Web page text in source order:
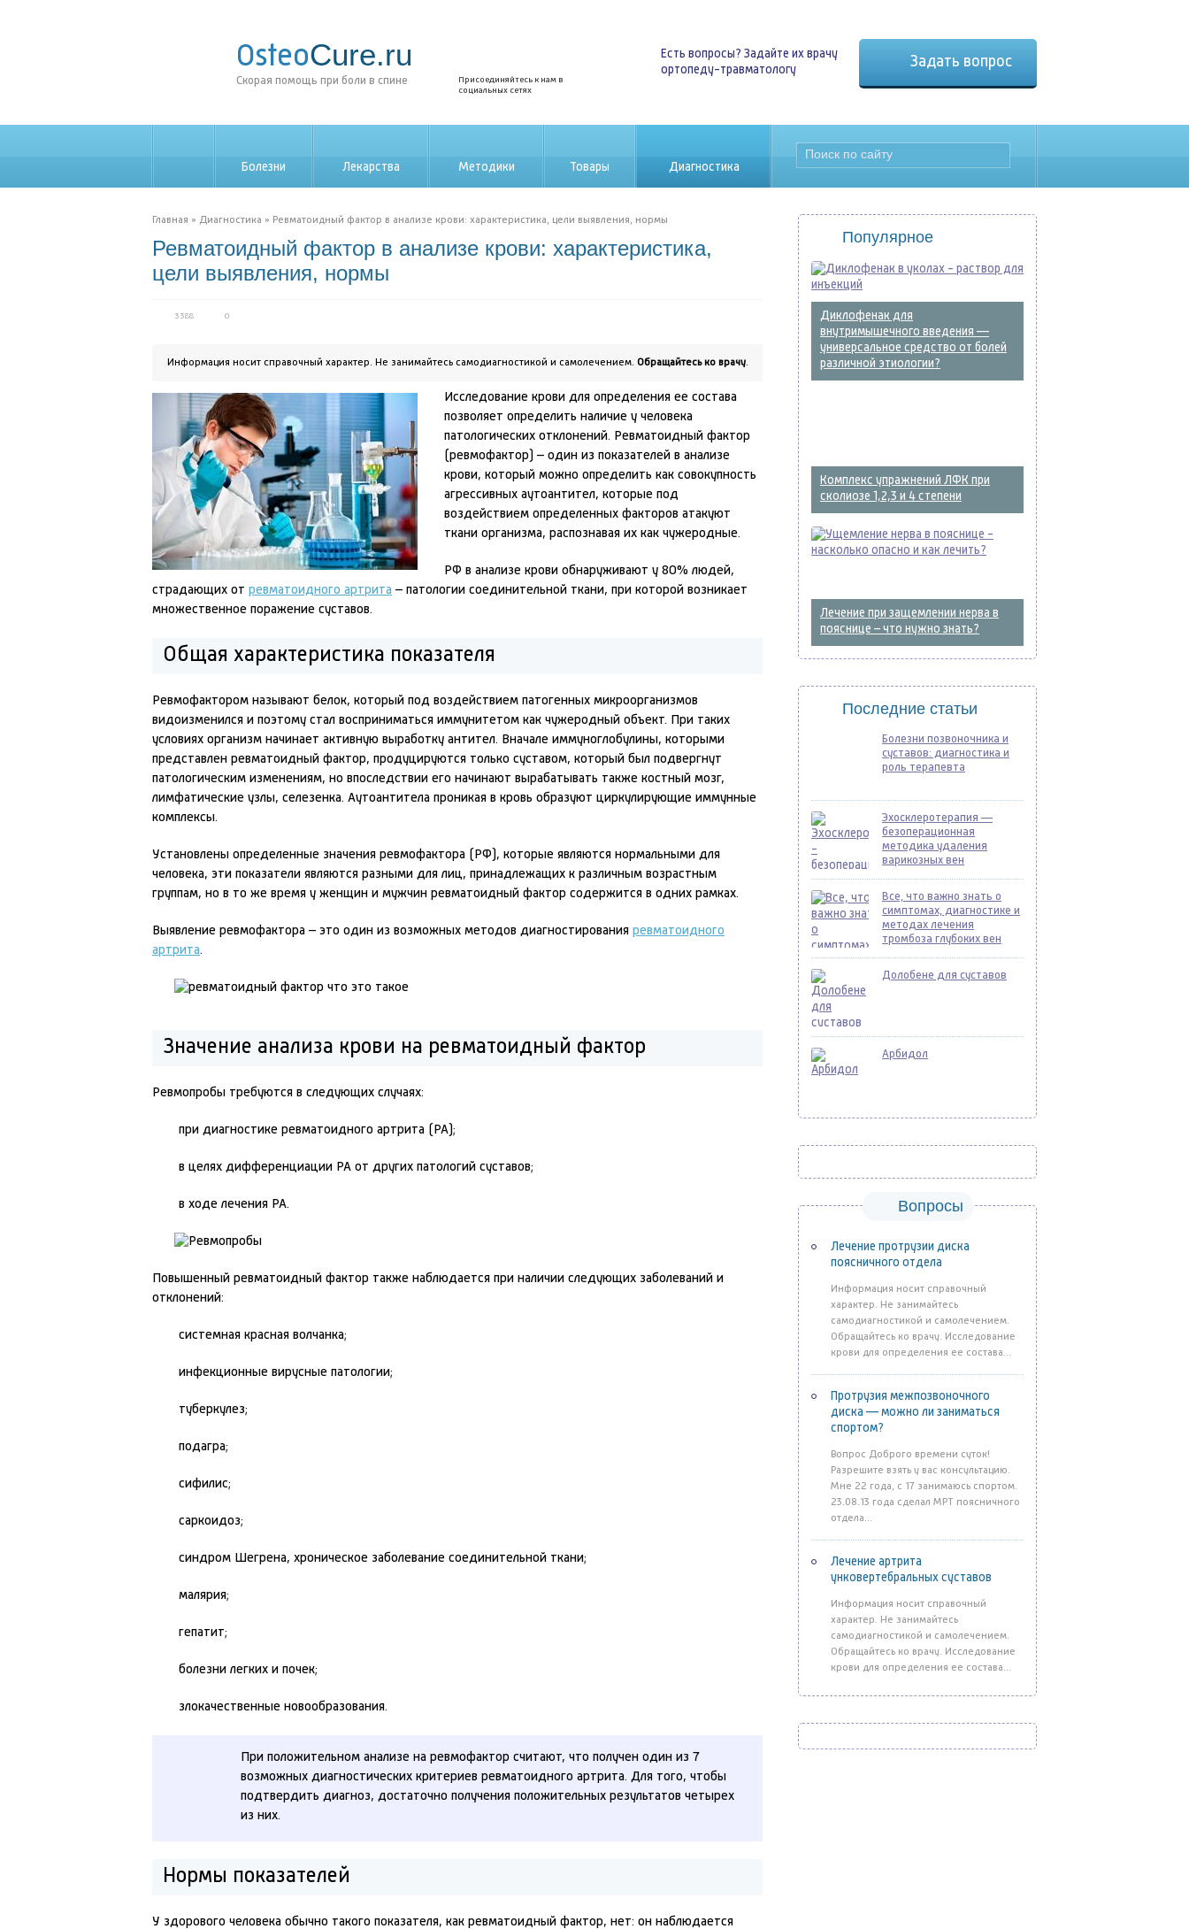
OsteoCure.ru
Скорая помощь при боли в спине
Присоединяйтесь к нам в
социальных сетях
Есть вопросы? Задайте их врачу
ортопеду-травматологу
Задать вопрос
Болезни Лекарства Методики Товары Диагностика
Главная » Диагностика » Ревматоидный фактор в анализе крови: характеристика, цели выявления, нормы
Ревматоидный фактор в анализе крови: характеристика,
цели выявления, нормы
3388 0
Информация носит справочный характер. Не занимайтесь самодиагностикой и самолечением. Обращайтесь ко врачу.
Исследование крови для определения ее состава
позволяет определить наличие у человека
патологических отклонений. Ревматоидный фактор
(ревмофактор) – один из показателей в анализе
крови, который можно определить как совокупность
агрессивных аутоантител, которые под
воздействием определенных факторов атакуют
ткани организма, распознавая их как чужеродные.
РФ в анализе крови обнаруживают у 80% людей,
страдающих от ревматоидного артрита – патологии соединительной ткани, при которой возникает
множественное поражение суставов.
Общая характеристика показателя
Ревмофактором называют белок, который под воздействием патогенных микроорганизмов
видоизменился и поэтому стал восприниматься иммунитетом как чужеродный объект. При таких
условиях организм начинает активную выработку антител. Вначале иммуноглобулины, которыми
представлен ревматоидный фактор, продуцируются только суставом, который был подвергнут
патологическим изменениям, но впоследствии его начинают вырабатывать также костный мозг,
лимфатические узлы, селезенка. Аутоантитела проникая в кровь образуют циркулирующие иммунные
комплексы.
Установлены определенные значения ревмофактора (РФ), которые являются нормальными для
человека, эти показатели являются разными для лиц, принадлежащих к различным возрастным
группам, но в то же время у женщин и мужчин ревматоидный фактор содержится в одних рамках.
Выявление ревмофактора – это один из возможных методов диагностирования ревматоидного
артрита.
Значение анализа крови на ревматоидный фактор
Ревмопробы требуются в следующих случаях:
при диагностике ревматоидного артрита (РА);
в целях дифференциации РА от других патологий суставов;
в ходе лечения РА.
Повышенный ревматоидный фактор также наблюдается при наличии следующих заболеваний и
отклонений:
системная красная волчанка;
инфекционные вирусные патологии;
туберкулез;
подагра;
сифилис;
саркоидоз;
синдром Шегрена, хроническое заболевание соединительной ткани;
малярия;
гепатит;
болезни легких и почек;
злокачественные новообразования.
При положительном анализе на ревмофактор считают, что получен один из 7
возможных диагностических критериев ревматоидного артрита. Для того, чтобы
подтвердить диагноз, достаточно получения положительных результатов четырех
из них.
Нормы показателей
У здорового человека обычно такого показателя, как ревматоидный фактор, нет: он наблюдается
Популярное
Диклофенак для
внутримышечного введения —
универсальное средство от болей
различной этиологии?
Комплекс упражнений ЛФК при
сколиозе 1,2,3 и 4 степени
Лечение при защемлении нерва в
пояснице – что нужно знать?
Последние статьи
Болезни позвоночника и
суставов: диагностика и
роль терапевта
Эхосклеротерапия —
безоперационная
методика удаления
варикозных вен
Все, что важно знать о
симптомах, диагностике и
методах лечения
тромбоза глубоких вен
Долобене для суставов
Арбидол
Вопросы
Лечение протрузии диска
поясничного отдела
Информация носит справочный
характер. Не занимайтесь
самодиагностикой и самолечением.
Обращайтесь ко врачу. Исследование
крови для определения ее состава...
Протрузия межпозвоночного
диска — можно ли заниматься
спортом?
Вопрос Доброго времени суток!
Разрешите взять у вас консультацию.
Мне 22 года, с 17 занимаюсь спортом.
23.08.13 года сделал МРТ поясничного
отдела...
Лечение артрита
унковертебральных суставов
Информация носит справочный
характер. Не занимайтесь
самодиагностикой и самолечением.
Обращайтесь ко врачу. Исследование
крови для определения ее состава...